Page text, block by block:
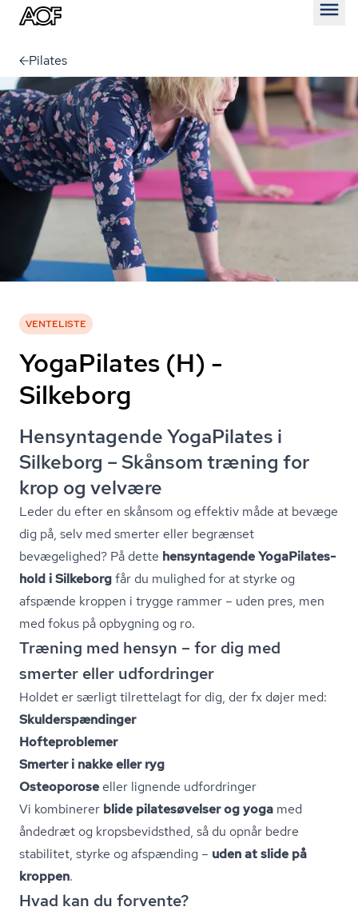
Pilates
VENTELISTE
YogaPilates (H) -
Silkeborg
Hensyntagende YogaPilates i
Silkeborg – Skånsom træning for
krop og velvære
Leder du efter en skånsom og effektiv måde at bevæge
dig på, selv med smerter eller begrænset
bevægelighed? På dette hensyntagende YogaPilates-
hold i Silkeborgfår du mulighed for at styrke og
afspænde kroppen i trygge rammer – uden pres, men
med fokus på opbygning og ro.
Træning med hensyn – for dig med
smerter eller udfordringer
Holdet er særligt tilrettelagt for dig, der fx døjer med:
Skul­der­spæn­din­ger
Hofteproblemer
Smerter i nakke eller ryg
Osteoporose eller lignende udfordringer
Vi kombinerer blide pilatesøvelser og yoga med
åndedræt og kro­ps­be­vidst­hed, så du opnår bedre
stabilitet, styrke og afspænding – uden at slide på
kroppen.
Hvad kan du forvente?